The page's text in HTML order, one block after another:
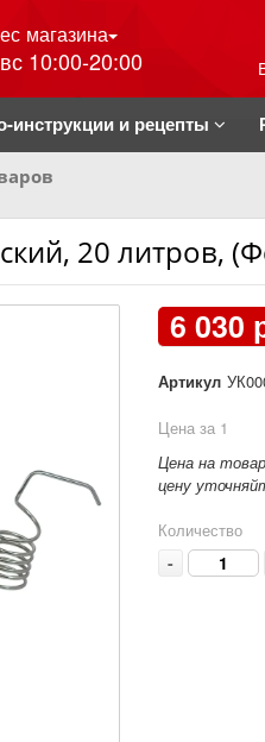
магазина
10:00-20:00
инструкции и рецепты
20 литров,
6 030
Артикул
Цена за 1
Цена на
цену
Количество
-